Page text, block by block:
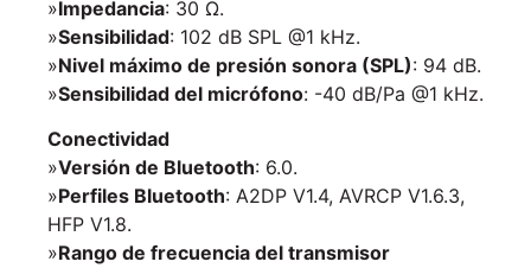
»Impedancia: 30 Ω.
»Sensibilidad: 102 dB SPL @1 kHz.
»Nivel máximo de presión sonora (SPL): 94 dB.
»Sensibilidad del micrófono: -40 dB/Pa @1 kHz.
Conectividad
»Versión de Bluetooth: 6.0.
»Perfiles Bluetooth: A2DP V1.4, AVRCP V1.6.3,
HFP V1.8.
»Rango de frecuencia del transmisor